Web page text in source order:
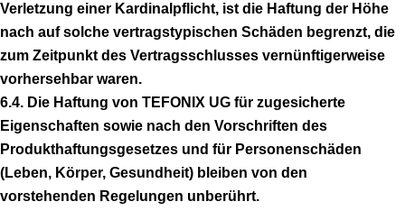
Verletzung einer Kardinalpflicht, ist die Haftung der Höhe
nach auf solche vertragstypischen Schäden begrenzt, die
zum Zeitpunkt des Vertragsschlusses vernünftigerweise
vorhersehbar waren.
6.4. Die Haftung von TEFONIX UG für zugesicherte
Eigenschaften sowie nach den Vorschriften des
Produkthaftungsgesetzes und für Personenschäden
(Leben, Körper, Gesundheit) bleiben von den
vorstehenden Regelungen unberührt.